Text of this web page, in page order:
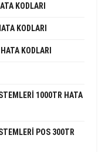
KODLARI
KODLARI
KODLARI
1000TR HATA
POS 300TR